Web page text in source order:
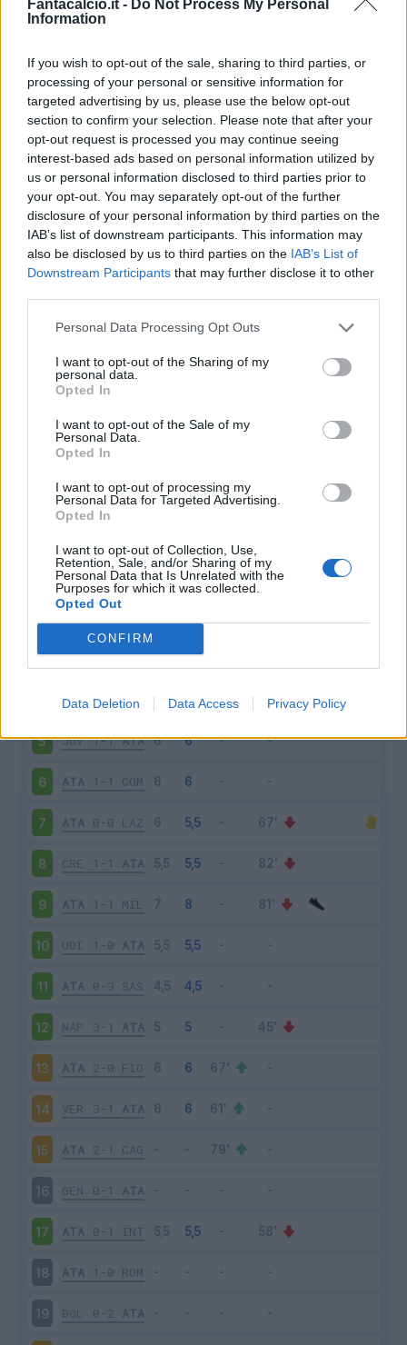
Fantacalcio.it - Do Not Process My Personal
Information
If you wish to opt-out of the sale, sharing to third parties, or
processing of your personal or sensitive information for
targeted advertising by us, please use the below opt-out
section to confirm your selection. Please note that after your
opt-out request is processed you may continue seeing
interest-based ads based on personal information utilized by
us or personal information disclosed to third parties prior to
your opt-out. You may separately opt-out of the further
disclosure of your personal information by third parties on the
IAB’s list of downstream participants. This information may
also be disclosed by us to third parties on the IAB’s List of
Downstream Participants that may further disclose it to other
Personal Data Processing Opt Outs
I want to opt-out of the Sharing of my
personal data.
Opted In
I want to opt-out of the Sale of my
Personal Data.
Opted In
I want to opt-out of processing my
Personal Data for Targeted Advertising.
Opted In
I want to opt-out of Collection, Use,
Retention, Sale, and/or Sharing of my
Personal Data that Is Unrelated with the
Purposes for which it was collected.
Opted Out
CONFIRM
Data Deletion Data Access Privacy Policy
Classic Mantra
Riepilogo stagione
Titolare 21 - 55%
Entrato 12 - 31%
Squalificato 0 - 0%
Infortunato 0 - 0%
Inutilizzato 5 - 13%
Scarica riepilogo
stagionale
Scarica
Giornata VotoFV Entrato
ATA 1-1 PIS
3 ATA 4-1 LEC
TOR 0-3 ATA
5 JUV 1-1 ATA
6 ATA 1-1 COM
7 ATA 0-0 LAZ
8 CRE 1-1 ATA
9 ATA 1-1 MIL
10 UDI 1-0 ATA
11 ATA 0-3 SAS
12 NAP 3-1 ATA
13 ATA 2-0 FIO
14 VER 3-1 ATA
15 ATA 2-1 CAG
16 GEN 0-1 ATA
17 ATA 0-1 INT
18 ATA 1-0 ROM
19 BOL 0-2 ATA